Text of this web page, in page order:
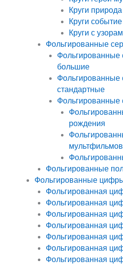
Круги природа
Круги событие
Круги с
Фольгированные
Фольгированные
большие
Фольгированные
стандартные
Фольгированные
рождения
мультфильмов
Фольгированные
Фольгированные
Фольгированная
Фольгированная
Фольгированная
Фольгированная
Фольгированная
Фольгированная
Фольгированная